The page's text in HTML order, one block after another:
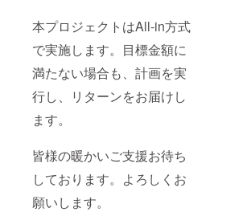
本プロジェクトはAll-in方式
で実施します。目標金額に
満たない場合も、計画を実
行し、リターンをお届けし
ます。
皆様の暖かいご支援お待ち
しております。よろしくお
願いします。